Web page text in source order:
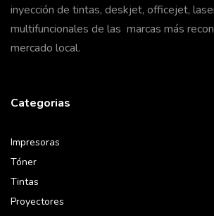
inyección de tintas, deskjet, officejet,
multifuncionales de las marcas más
mercado local.
Categorias
Impresoras
Tóner
Tintas
Proyectores